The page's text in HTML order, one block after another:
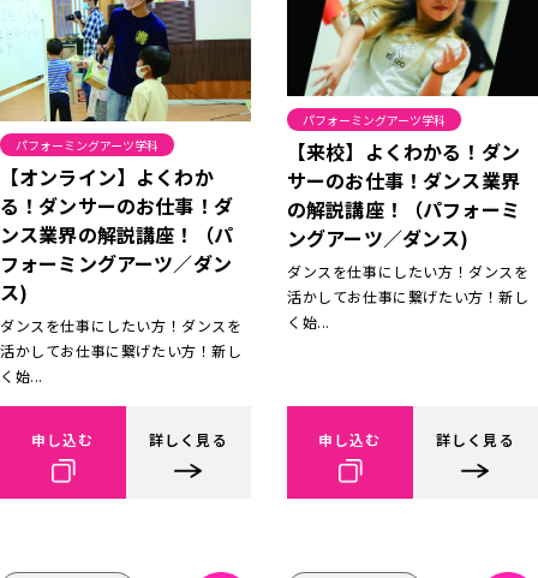
パフォーミングアーツ学科
【オンライン】よくわか
る！ダンサーのお仕事！ダ
ンス業界の解説講座！（パ
フォーミングアーツ／ダン
ス)
ダンスを仕事にしたい方！ダンスを
活かしてお仕事に繋げたい方！新し
く始...
申し込む 詳しく見る
パフォーミングアーツ学科
【来校】よくわかる！ダン
サーのお仕事！ダンス業界
の解説講座！（パフォーミ
ングアーツ／ダンス)
ダンスを仕事にしたい方！ダンスを
活かしてお仕事に繋げたい方！新し
く始...
申し込む 詳しく見る